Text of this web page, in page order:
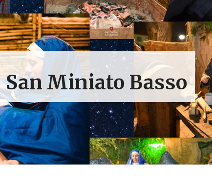
Miniato Basso